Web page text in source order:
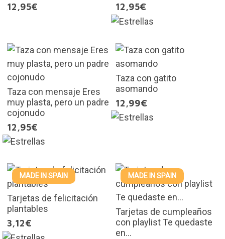
12,95€ 12,95€
Taza con mensaje Eres
muy plasta, pero un padre
cojonudo
12,95€
Taza con gatito
asomando
12,99€
MADE IN SPAIN
Tarjetas de felicitación
plantables
3,12€
MADE IN SPAIN
Tarjetas de cumpleaños
con playlist Te quedaste
en...